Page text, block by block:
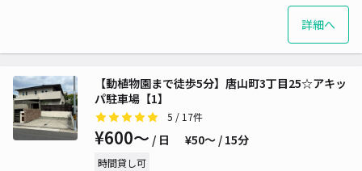
詳細へ
【動植物園まで徒歩5分】唐山町3丁目25☆アキッ
パ駐車場【1】
5 / 17件
¥600〜 / 日 ¥50〜 / 15分
時間貸し可